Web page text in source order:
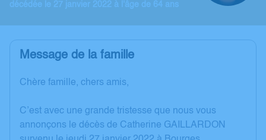
décédée le 27 janvier 2022 à l'âge de 64 ans
Message de la famille
Chère famille, chers amis,
C’est avec une grande tristesse que nous vous
annonçons le décès de Catherine GAILLARDON